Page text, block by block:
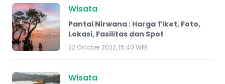
Wisata
Pantai Nirwana : Harga Tiket, Foto,
Lokasi, Fasilitas dan Spot
22 Oktober 2022, 15:40 WIB
Wisata